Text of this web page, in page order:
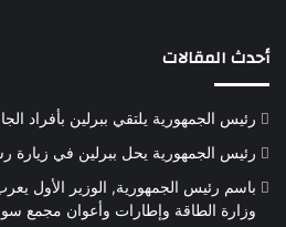
أحدث المقالات
رئيس الجمهورية يلتقي ببرلين بأفراد
رئيس الجمهورية يحل ببرلين في زيارة
باسم رئيس الجمهورية, الوزير الأول
وزارة الطاقة وإطارات وأعوان مجمع